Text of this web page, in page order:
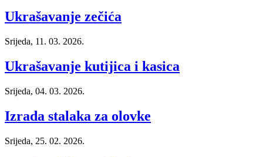
Ukrašavanje zečića
Srijeda, 11. 03. 2026.
Ukrašavanje kutijica i kasica
Srijeda, 04. 03. 2026.
Izrada stalaka za olovke
Srijeda, 25. 02. 2026.